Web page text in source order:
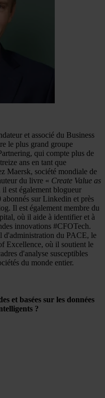
et associé du Business
le plus grand groupe
qui compte plus de
ans en tant que
Maersk, société mondiale de
du livre « Create Value as
il est également blogueur
sur Linkedin et près
Il est également membre du
où il aide à identifier et à
innovations #CFOTech.
d'administration du PACE, le
Excellence, où il soutient le
d'analyse susceptibles
du monde entier.
et basées sur les données
?